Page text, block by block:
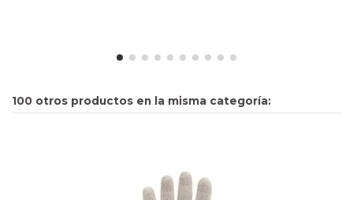
100 otros productos en la misma categoría: